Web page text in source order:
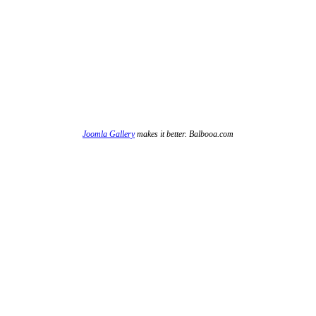
Joomla Gallerymakes it better. Balbooa.com